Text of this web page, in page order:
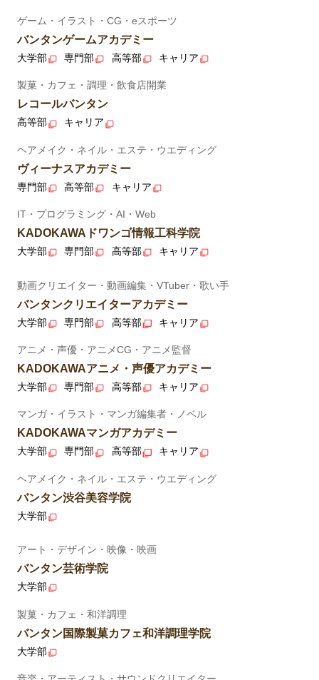
ゲーム・イラスト・CG・eスポーツ
バンタンゲームアカデミー
大学部 専門部 高等部 キャリア
製菓・カフェ・調理・飲食店開業
レコールバンタン
高等部 キャリア
ヘアメイク・ネイル・エステ・ウエディング
ヴィーナスアカデミー
専門部 高等部 キャリア
IT・プログラミング・AI・Web
KADOKAWAドワンゴ情報工科学院
大学部 専門部 高等部 キャリア
動画クリエイター・動画編集・VTuber・歌い手
バンタンクリエイターアカデミー
大学部 専門部 高等部 キャリア
アニメ・声優・アニメCG・アニメ監督
KADOKAWAアニメ・声優アカデミー
大学部 専門部 高等部 キャリア
マンガ・イラスト・マンガ編集者・ノベル
KADOKAWAマンガアカデミー
大学部 専門部 高等部 キャリア
ヘアメイク・ネイル・エステ・ウエディング
バンタン渋谷美容学院
大学部
アート・デザイン・映像・映画
バンタン芸術学院
大学部
製菓・カフェ・和洋調理
バンタン国際製菓カフェ和洋調理学院
大学部